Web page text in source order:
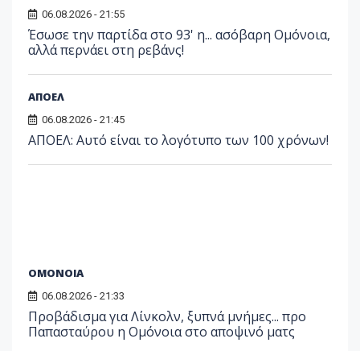
06.08.2026 - 21:55
Έσωσε την παρτίδα στο 93' η... ασόβαρη Ομόνοια,
αλλά περνάει στη ρεβάνς!
ΑΠΟΕΛ
06.08.2026 - 21:45
ΑΠΟΕΛ: Αυτό είναι το λογότυπο των 100 χρόνων!
ΟΜΟΝΟΙΑ
06.08.2026 - 21:33
Προβάδισμα για Λίνκολν, ξυπνά μνήμες... προ
Παπασταύρου η Ομόνοια στο αποψινό ματς